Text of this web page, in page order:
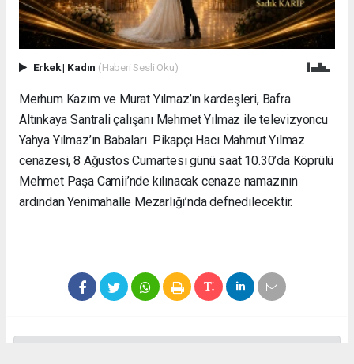
Erkek| Kadın (Haberi Sesli Oku)
Merhum Kazım ve Murat Yılmaz’ın kardeşleri, Bafra
Altınkaya Santrali çalışanı Mehmet Yılmaz ile televizyoncu
Yahya Yılmaz’ın Babaları Pikapçı Hacı Mahmut Yılmaz
cenazesi, 8 Ağustos Cumartesi günü saat 10.30’da Köprülü
Mehmet Paşa Camii’nde kılınacak cenaze namazının
ardından Yenimahalle Mezarlığı’nda defnedilecektir.